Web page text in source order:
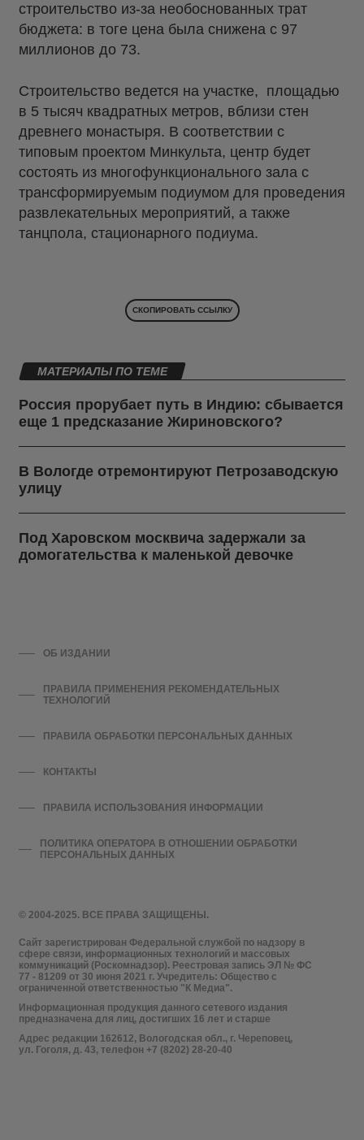
строительство из-за необоснованных трат
бюджета: в тоге цена была снижена с 97
миллионов до 73.
Строительство ведется на участке, площадью
в 5 тысяч квадратных метров, вблизи стен
древнего монастыря. В соответствии с
типовым проектом Минкульта, центр будет
состоять из многофункционального зала с
трансформируемым подиумом для проведения
развлекательных мероприятий, а также
танцпола, стационарного подиума.
СКОПИРОВАТЬ ССЫЛКУ
МАТЕРИАЛЫ ПО ТЕМЕ
Россия прорубает путь в Индию: сбывается
еще 1 предсказание Жириновского?
В Вологде отремонтируют Петрозаводскую
улицу
Под Харовском москвича задержали за
домогательства к маленькой девочке
© 2004-2025. ВСЕ ПРАВА ЗАЩИЩЕНЫ.
Сайт зарегистрирован Федеральной службой по надзору в
сфере связи, информационных технологий и массовых
коммуникаций (Роскомнадзор). Реестровая запись ЭЛ № ФС
77 - 81209 от 30 июня 2021 г. Учредитель: Общество с
ограниченной ответственностью "К Медиа".
Информационная продукция данного сетевого издания
предназначена для лиц, достигших 16 лет и старше
Адрес редакции 162612, Вологодская обл., г. Череповец,
ул. Гоголя, д. 43, телефон +7 (8202) 28-20-40
ОБ ИЗДАНИИ
ПРАВИЛА ПРИМЕНЕНИЯ РЕКОМЕНДАТЕЛЬНЫХ
ТЕХНОЛОГИЙ
ПРАВИЛА ОБРАБОТКИ ПЕРСОНАЛЬНЫХ ДАННЫХ
КОНТАКТЫ
ПРАВИЛА ИСПОЛЬЗОВАНИЯ ИНФОРМАЦИИ
ПОЛИТИКА ОПЕРАТОРА В ОТНОШЕНИИ ОБРАБОТКИ
ПЕРСОНАЛЬНЫХ ДАННЫХ